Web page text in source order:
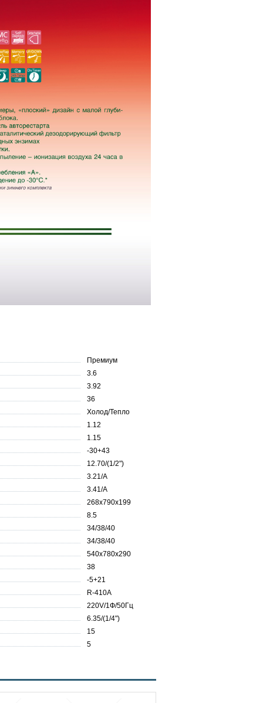
Премиум
3.6
3.92
36
Холод/Тепло
1.12
1.15
-30+43
12.70/(1/2")
3.21/A
3.41/А
268х790х199
8.5
34/38/40
34/38/40
540х780х290
38
-5+21
R-410A
220V/1Ф/50Гц
6.35/(1/4")
15
5